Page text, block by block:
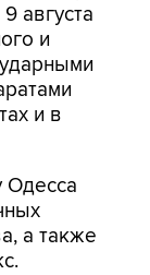
августа
и
и в
Одесса
а также